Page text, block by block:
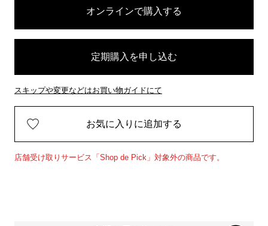
オンラインで購入する
定期購入を申し込む
スキップや変更などはお買い物ガイドにて
お気に入りに追加する
店舗受け取りサービス「Shop de Pick」対象外の商品です。